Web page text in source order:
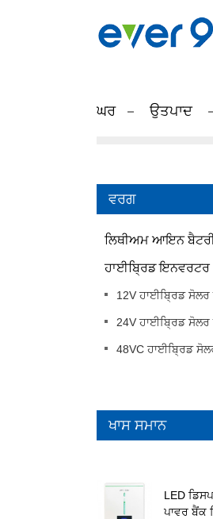
ਘਰ ਉਤਪਾਦ
ਵਰਗ
ਲਿਥੀਅਮ ਆਇਨ
ਹਾਈਬ੍ਰਿਡ ਇਨਵਰਟਰ
12V ਹਾਈਬ੍ਰਿਡ
24V ਹਾਈਬ੍ਰਿਡ
48VC ਹਾਈਬ੍ਰਿਡ
ਖਾਸ ਸਮਾਨ
LED
ਪਾਵਰ ਬੈਂਕ